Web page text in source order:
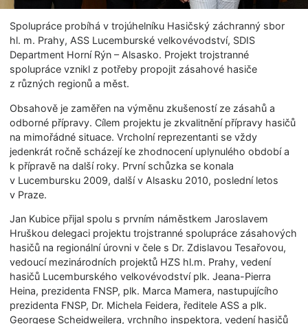
Spolupráce probíhá v trojúhelníku Hasičský záchranný sbor
hl. m. Prahy, ASS Lucemburské velkovévodství, SDIS
Department Horní Rýn – Alsasko. Projekt trojstranné
spolupráce vznikl z potřeby propojit zásahové hasiče
z různých regionů a měst.
Obsahově je zaměřen na výměnu zkušeností ze zásahů a
odborné přípravy. Cílem projektu je zkvalitnění přípravy hasičů
na mimořádné situace. Vrcholní reprezentanti se vždy
jedenkrát ročně scházejí ke zhodnocení uplynulého období a
k přípravě na další roky. První schůzka se konala
v Lucembursku 2009, další v Alsasku 2010, poslední letos
v Praze.
Jan Kubice přijal spolu s prvním náměstkem Jaroslavem
Hruškou delegaci projektu trojstranné spolupráce zásahových
hasičů na regionální úrovni v čele s Dr. Zdislavou Tesařovou,
vedoucí mezinárodních projektů HZS hl.m. Prahy, vedení
hasičů Lucemburského velkovévodství plk. Jeana-Pierra
Heina, prezidenta FNSP, plk. Marca Mamera, nastupujícího
prezidenta FNSP, Dr. Michela Feidera, ředitele ASS a plk.
Georgese Scheidweilera, vrchního inspektora, vedení hasičů